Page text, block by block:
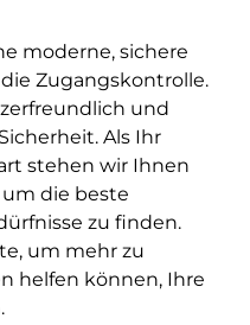
moderne, sichere
Zugangskontrolle.
und
Als Ihr
stehen wir Ihnen
die beste
zu finden.
um mehr zu
helfen können, Ihre